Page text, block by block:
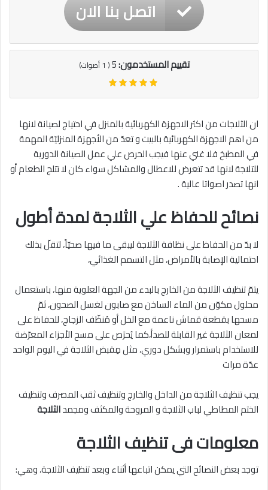
اتصل بنا الان
تقييم المستخدمون:5
(
1أصوات)
ان الثلاجات من اكثر الاجهزة الكهربائية بالمنزل في احتياج لصيانة لانها
من اهم الاجهزة الكهربائية بالبيت و تعدّ من الأجهزة المنزليّة المهمة
في المطبخ فلا غني عنها فيجب الحرص علي عمل الصيانة الدورية
للتلاجة لانها قد تتعرض للاعطال والمشاكل سواء كان لا تتلج الطعام أو
انها تصدر اصواتا عالية .
نصائح للحفاظ علي الثلاجة لمدة أطول
لا بدّ من الحفاظ على نظافة الثلاجة ليبقى ما فيها صحيّاً، لتقلّ بذلك
احتمالية الإصابة بالأمراض، مثل التسمم الغذائي،
يتمّ تنظيف الثلاجة من الخارج بالبدء من الجهة العلوية منها، باستعمال
محلول مكوّن من الماء الساخن مع صابون لغسل الصحون، ثمّ
مسحها بقطعة قماش ناعمة مع الخل أو مُنظّف الزجاج، للحفاظ على
لمعان الثلاجة غير القابلة للصدأ،كما يُحرَص على مسح الأجزاء المعرّضة
للاستخدام باستمرار وبشكل دوري، مثل مِقبض الثلاجة في اليوم الواحد
عدّة مرات
يجب تنظيف الثلاجة من الداخل والخارج وتنظيف ثقب المصرف وتنظيف
الختم المطاطي لباب الثلاجة و المروحة والمكثف ومجمدالثلاجة
معلومات فى تنظيف الثلاجة
توجد بعض النصائح التي يمكن اتباعها أثناء وبعد تنظيف الثلاجة، وهي: